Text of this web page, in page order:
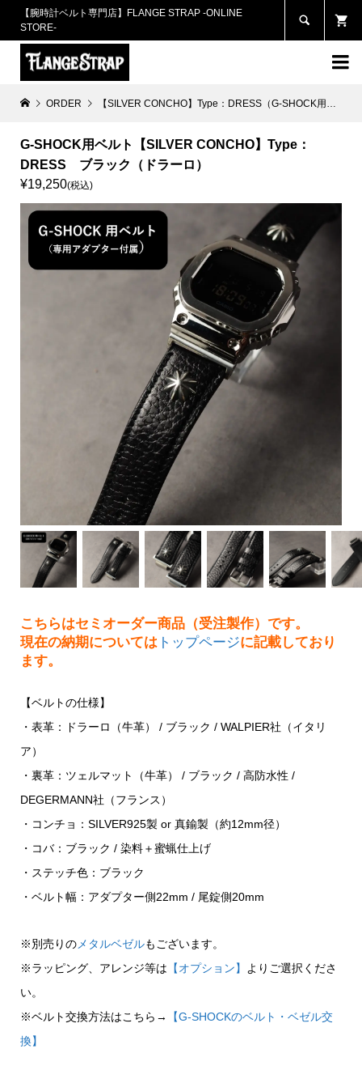
【腕時計ベルト専門店】FLANGE STRAP -ONLINE
STORE-


ORDER 【SILVER CONCHO】Type：DRESS（G-SHOCK用）
G-SHOCK用ベルト【SILVER CONCHO】Type：
DRESS ブラック（ドラーロ）
¥19,250(税込)
こちらはセミオーダー商品（受注製作）です。
現在の納期についてはトップページに記載しており
ます。
【ベルトの仕様】
・表革：ドラーロ（牛革） / ブラック / WALPIER社（イタリ
ア）
・裏革：ツェルマット（牛革） / ブラック / 高防水性 /
DEGERMANN社（フランス）
・コンチョ：SILVER925製 or 真鍮製（約12mm径）
・コバ：ブラック / 染料＋蜜蝋仕上げ
・ステッチ色：ブラック
・ベルト幅：アダプター側22mm / 尾錠側20mm
※別売りのメタルベゼルもございます。
※ラッピング、アレンジ等は 【オプション】
よりご選択くださ
い。
※ベルト交換方法はこちら→
【G-SHOCKのベルト・ベゼル交
換】